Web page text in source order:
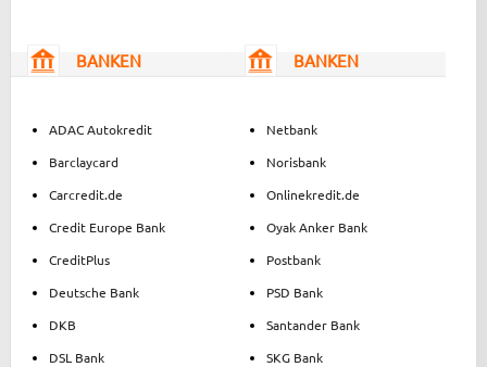
BANKEN
ADAC Autokredit
Barclaycard
Carcredit.de
Credit Europe Bank
CreditPlus
Deutsche Bank
DKB
DSL Bank
BANKEN
Netbank
Norisbank
Onlinekredit.de
Oyak Anker Bank
Postbank
PSD Bank
Santander Bank
SKG Bank